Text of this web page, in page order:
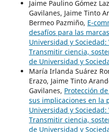
Jaime Paulino Gómez
Gavilanes, Jaime Tinto
Bermeo Pazmiño, E-
desafíos para las
Universidad y Sociedad:
Transmitir ciencia,
de Universidad y
María Irlanda Suárez
Erazo, Jaime Tinto
Gavilanes, Protección
sus implicaciones en la
Universidad y Sociedad:
Transmitir ciencia,
de Universidad y